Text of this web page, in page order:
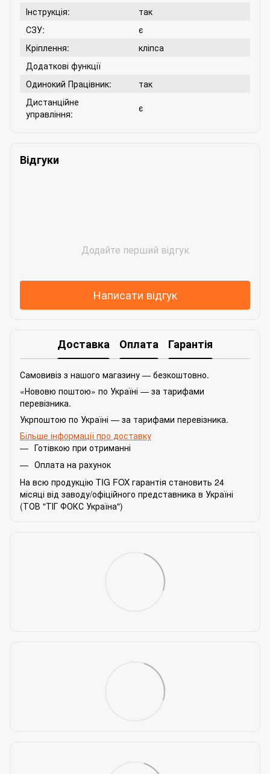
Інструкція:
так
СЗУ:
є
Кріплення:
кліпса
Додаткові функції
Одинокий Працівник:
так
Дистанційне
управління:
є
Відгуки
Додайте перший відгук
Написати відгук
Доставка Оплата Гарантія
Самовивіз з нашого магазину — безкоштовно.
«Нововю поштою» по Україні — за тарифами
перевізника.
Укрпоштою по Україні — за тарифами перевізника.
Більше інформації про доставку
Готівкою при отриманні
Оплата на рахунок
На всю продукцію TIG FOX гарантія становить 24
місяці від заводу/офіційного представника в Україні
(ТОВ "ТІГ ФОКС Україна")